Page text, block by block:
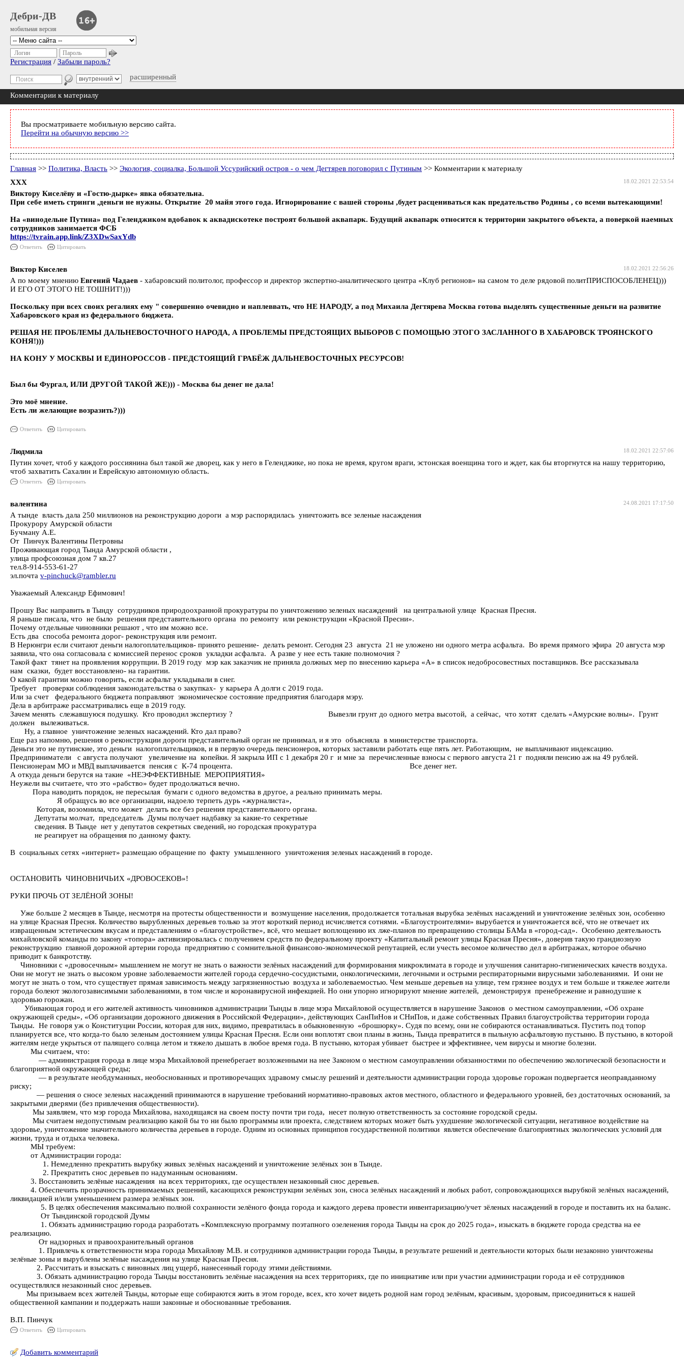
Дебри-ДВ
мобильная версия
расширенный
Логин Пароль
Регистрация / Забыли пароль?
Комментарии к материалу
Вы просматриваете мобильную версию сайта.
Перейти на обычную версию >>
Главная >> Политика, Власть >> Экология, социалка, Большой Уссурийский остров - о чем Дегтярев поговорил с Путиным >> Комментарии к материалу
18.02.2021 22:53:54
XXX
Виктору Киселёву и «Гостю-дырке» явка обязательна.
При себе иметь стринги ,деньги не нужны. Открытие 20 майя этого года. Игнорирование с вашей стороны ,будет расцениваться как предательство Родины , со всеми вытекающими!
На «винодельне Путина» под Геленджиком вдобавок к аквадискотеке построят большой аквапарк. Будущий аквапарк относится к территории закрытого объекта, а поверкой наемных
сотрудников занимается ФСБ
https://tvrain.app.link/Z3XDwSaxYdb
Ответить Цитировать
18.02.2021 22:56:26
Виктор Киселев
А по моему мнению Евгений Чадаев - хабаровский политолог, профессор и директор экспертно-аналитического центра «Клуб регионов» на самом то деле рядовой политПРИСПОСОБЛЕНЕЦ)))
И ЕГО ОТ ЭТОГО НЕ ТОШНИТ!)))
Поскольку при всех своих регалиях ему " совершенно очевидно и наплеввать, что НЕ НАРОДУ, а под Михаила Дегтярева Москва готова выделять существенные деньги на развитие
Хабаровского края из федерального бюджета.
РЕШАЯ НЕ ПРОБЛЕМЫ ДАЛЬНЕВОСТОЧНОГО НАРОДА, А ПРОБЛЕМЫ ПРЕДСТОЯЩИХ ВЫБОРОВ С ПОМОЩЬЮ ЭТОГО ЗАСЛАННОГО В ХАБАРОВСК ТРОЯНСКОГО
КОНЯ!)))
НА КОНУ У МОСКВЫ И ЕДИНОРОССОВ - ПРЕДСТОЯЩИЙ ГРАБЁЖ ДАЛЬНЕВОСТОЧНЫХ РЕСУРСОВ!
Был бы Фургал, ИЛИ ДРУГОЙ ТАКОЙ ЖЕ))) - Москва бы денег не дала!
Это моё мнение.
Есть ли желающие возразить?)))
Ответить Цитировать
18.02.2021 22:57:06
Людмила
Путин хочет, чтоб у каждого россиянина был такой же дворец, как у него в Геленджике, но пока не время, кругом враги, эстонская военщина того и ждет, как бы вторгнутся на нашу территорию,
чтоб захватить Сахалин и Еврейскую автономную область.
Ответить Цитировать
24.08.2021 17:17:50
валентина
А тынде власть дала 250 миллионов на реконструкцию дороги а мэр распорядилась уничтожить все зеленые насаждения
Прокурору Амурской области
Бучману А.Е.
От Пинчук Валентины Петровны
Проживающая город Тында Амурской области ,
улица профсоюзная дом 7 кв.27
тел.8-914-553-61-27
эл.почта v-pinchuck@rambler.ru
Уважаемый Александр Ефимович!
Прошу Вас направить в Тынду сотрудников природоохранной прокуратуры по уничтожению зеленых насаждений на центральной улице Красная Пресня.
Я раньше писала, что не было решения представительного органа по ремонту или реконструкции «Красной Пресни».
Почему отдельные чиновники решают , что им можно все.
Есть два способа ремонта дорог- реконструкция или ремонт.
В Нерюнгри если считают деньги налогоплательщиков- принято решение- делать ремонт. Сегодня 23 августа 21 не уложено ни одного метра асфальта. Во время прямого эфира 20 августа мэр
заявила, что она согласовала с комиссией перенос сроков укладки асфальта. А разве у нее есть такие полномочия ?
Такой факт тянет на проявления коррупции. В 2019 году мэр как заказчик не приняла должных мер по внесению карьера «А» в список недобросовестных поставщиков. Все рассказывала
нам сказки, будет восстановлено- на гарантии.
О какой гарантии можно говорить, если асфальт укладывали в снег.
Требует проверки соблюдения законодательства о закупках- у карьера А долги с 2019 года.
Или за счет федерального бюджета поправляют экономическое состояние предприятия благодаря мэру.
Дела в арбитраже рассматривались еще в 2019 году.
Зачем менять слежавшуюся подушку. Кто проводил экспертизу ? Вывезли грунт до одного метра высотой, а сейчас, что хотят сделать «Амурские волны». Грунт
должен вылеживаться.
Ну, а главное уничтожение зеленых насаждений. Кто дал право?
Еще раз напомню, решения о реконструкции дороги представительный орган не принимал, и я это объясняла в министерстве транспорта.
Деньги это не путинские, это деньги налогоплательщиков, и в первую очередь пенсионеров, которых заставили работать еще пять лет. Работающим, не выплачивают индексацию.
Предприниматели с августа получают увеличение на копейки. Я закрыла ИП с 1 декабря 20 г и мне за перечисленные взносы с первого августа 21 г подняли пенсию аж на 49 рублей.
Пенсионерам МО и МВД выплачивается пенсия с К-74 процента. Все денег нет.
А откуда деньги берутся на такие «НЕЭФФЕКТИВНЫЕ МЕРОПРИЯТИЯ»
Неужели вы считаете, что это «рабство» будет продолжаться вечно.
Пора наводить порядок, не пересылая бумаги с одного ведомства в другое, а реально принимать меры.
Я обращусь во все организации, надоело терпеть дурь «журналиста»,
Которая, возомнила, что может делать все без решения представительного органа.
Депутаты молчат, председатель Думы получает надбавку за какие-то секретные
сведения. В Тынде нет у депутатов секретных сведений, но городская прокуратура
не реагирует на обращения по данному факту.
В социальных сетях «интернет» размещаю обращение по факту умышленного уничтожения зеленых насаждений в городе.
ОСТАНОВИТЬ ЧИНОВНИЧЬИХ «ДРОВОСЕКОВ»!
РУКИ ПРОЧЬ ОТ ЗЕЛЁНОЙ ЗОНЫ!
Уже больше 2 месяцев в Тынде, несмотря на протесты общественности и возмущение населения, продолжается тотальная вырубка зелёных насаждений и уничтожение зелёных зон, особенно
на улице Красная Пресня. Количество вырубленных деревьев только за этот короткий период исчисляется сотнями. «Благоустроителями» вырубается и уничтожается всё, что не отвечает их
извращенным эстетическим вкусам и представлениям о «благоустройстве», всё, что мешает воплощению их лже-планов по превращению столицы БАМа в «город-сад». Особенно деятельность
михайловской команды по закону «топора» активизировалась с получением средств по федеральному проекту «Капитальный ремонт улицы Красная Пресня», доверив такую грандиозную
реконструкцию главной дорожной артерии города предприятию с сомнительной финансово-экономической репутацией, если учесть весомое количество дел в арбитражах, которое обычно
приводит к банкротству.
Чиновники с «дровосечным» мышлением не могут не знать о важности зелёных насаждений для формирования микроклимата в городе и улучшения санитарно-гигиенических качеств воздуха.
Они не могут не знать о высоком уровне заболеваемости жителей города сердечно-сосудистыми, онкологическими, легочными и острыми респираторными вирусными заболеваниями. И они не
могут не знать о том, что существует прямая зависимость между загрязненностью воздуха и заболеваемостью. Чем меньше деревьев на улице, тем грязнее воздух и тем больше и тяжелее жители
города болеют экологозависимыми заболеваниями, в том числе и коронавирусной инфекцией. Но они упорно игнорируют мнение жителей, демонстрируя пренебрежение и равнодушие к
здоровью горожан.
Убивающая город и его жителей активность чиновников администрации Тынды в лице мэра Михайловой осуществляется в нарушение Законов о местном самоуправлении, «Об охране
окружающей среды», «Об организации дорожного движения в Российской Федерации», действующих СанПиНов и СНиПов, и даже собственных Правил благоустройства территории города
Тынды. Не говоря уж о Конституции России, которая для них, видимо, превратилась в обыкновенную «брошюрку». Судя по всему, они не собираются останавливаться. Пустить под топор
планируется все, что когда-то было зеленым достоянием улицы Красная Пресня. Если они воплотят свои планы в жизнь, Тында превратится в пыльную асфальтовую пустыню. В пустыню, в которой
жителям негде укрыться от палящего солнца летом и тяжело дышать в любое время года. В пустыню, которая убивает быстрее и эффективнее, чем вирусы и многие болезни.
Мы считаем, что:
— администрация города в лице мэра Михайловой пренебрегает возложенными на нее Законом о местном самоуправлении обязанностями по обеспечению экологической безопасности и
благоприятной окружающей среды;
— в результате необдуманных, необоснованных и противоречащих здравому смыслу решений и деятельности администрации города здоровье горожан подвергается неоправданному
риску;
— решения о сносе зеленых насаждений принимаются в нарушение требований нормативно-правовых актов местного, областного и федерального уровней, без достаточных оснований, за
закрытыми дверями (без привлечения общественности).
Мы заявляем, что мэр города Михайлова, находящаяся на своем посту почти три года, несет полную ответственность за состояние городской среды.
Мы считаем недопустимым реализацию какой бы то ни было программы или проекта, следствием которых может быть ухудшение экологической ситуации, негативное воздействие на
здоровье, уничтожение значительного количества деревьев в городе. Одним из основных принципов государственной политики является обеспечение благоприятных экологических условий для
жизни, труда и отдыха человека.
МЫ требуем:
от Администрации города:
1. Немедленно прекратить вырубку живых зелёных насаждений и уничтожение зелёных зон в Тынде.
2. Прекратить снос деревьев по надуманным основаниям.
3. Восстановить зелёные насаждения на всех территориях, где осуществлен незаконный снос деревьев.
4. Обеспечить прозрачность принимаемых решений, касающихся реконструкции зелёных зон, сноса зелёных насаждений и любых работ, сопровождающихся вырубкой зелёных насаждений,
ликвидацией и/или уменьшением размера зелёных зон.
5. В целях обеспечения максимально полной сохранности зелёного фонда города и каждого дерева провести инвентаризацию/учет зёленых насаждений в городе и поставить их на баланс.
От Тындинской городской Думы
1. Обязать администрацию города разработать «Комплексную программу поэтапного озеленения города Тынды на срок до 2025 года», изыскать в бюджете города средства на ее
реализацию.
От надзорных и правоохранительный органов
1. Привлечь к ответственности мэра города Михайлову М.В. и сотрудников администрации города Тынды, в результате решений и деятельности которых были незаконно уничтожены
зелёные зоны и вырублены зелёные насаждения на улице Красная Пресня.
2. Рассчитать и взыскать с виновных лиц ущерб, нанесенный городу этими действиями.
3. Обязать администрацию города Тынды восстановить зелёные насаждения на всех территориях, где по инициативе или при участии администрации города и её сотрудников
осуществлялся незаконный снос деревьев.
Мы призываем всех жителей Тынды, которые еще собираются жить в этом городе, всех, кто хочет видеть родной нам город зелёным, красивым, здоровым, присоединиться к нашей
общественной кампании и поддержать наши законные и обоснованные требования.
В.П. Пинчук
Ответить Цитировать
Добавить комментарий